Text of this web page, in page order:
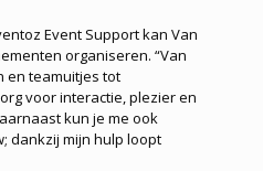
Event Support kan Van
organiseren. “Van
teamuitjes tot
voor interactie, plezier en
kun je me ook
dankzij mijn hulp loopt